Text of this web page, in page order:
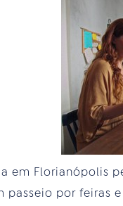
em Florianópolis
passeio por feiras